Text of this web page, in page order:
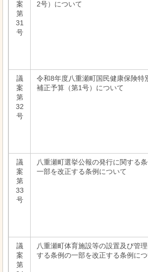
案
第
31
号
2号）について
議
案
第
32
号
令和8年度八重瀬町国民健康保険特
補正予算（第1号）について
議
案
第
33
号
八重瀬町選挙公報の発行に関する
一部を改正する条例について
議
案
第
八重瀬町体育施設等の設置及び管
する条例の一部を改正する条例につ